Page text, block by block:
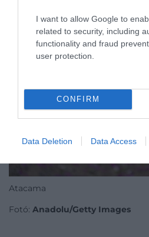
I want to allow Google to
related to security, including
functionality and fraud
user protection.
CONFIRM
Data Deletion Data Access
Atacama
Fotó: Anadolu/Getty Images